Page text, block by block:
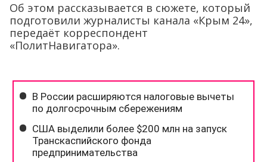
Об этом рассказывается в сюжете, который
подготовили журналисты канала «Крым 24»,
передаёт корреспондент
«ПолитНавигатора».